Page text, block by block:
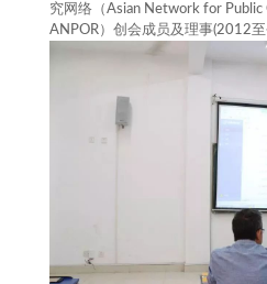
究网络（Asian Network for Public
ANPOR）创会成员及理事(2012至